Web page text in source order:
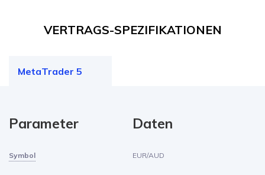
VERTRAGS-SPEZIFIKATIONEN
MetaTrader 5
Parameter Daten
Symbol EUR/AUD